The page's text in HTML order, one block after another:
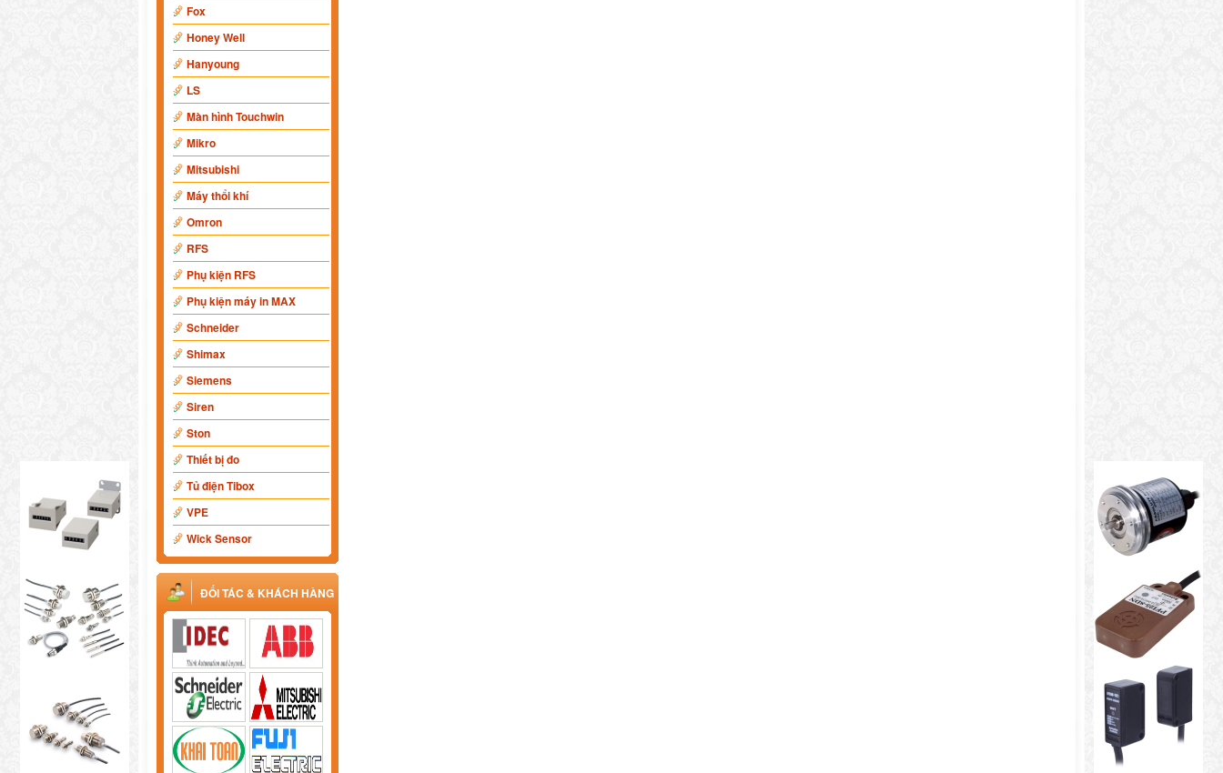
Fox
Honey Well
Hanyoung
LS
Màn hình Touchwin
Mikro
Mitsubishi
Máy thổi khí
Omron
RFS
Phụ kiện RFS
Phụ kiện máy in MAX
Schneider
Shimax
Siemens
Siren
Ston
Thiết bị đo
Tủ điện Tibox
VPE
Wick Sensor
ĐỐI TÁC & KHÁCH HÀNG